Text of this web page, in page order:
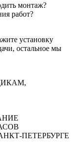
монтаж?
работ?
установку
остальное мы
ПЕТЕРБУРГЕ